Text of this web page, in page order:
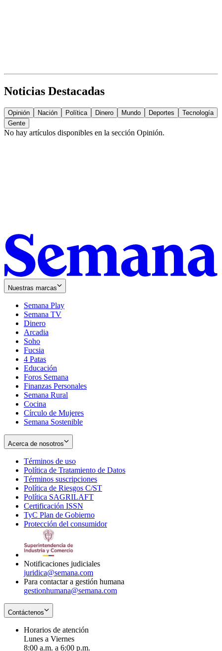
Noticias Destacadas
Opinión Nación Política Dinero Mundo Deportes
Tecnología
Gente
No hay artículos disponibles en la sección Opinión.
Nuestras marcas
Semana Play
Semana TV
Dinero
Arcadia
Soho
in
new
window
Fucsia
in
new
window
4 Patas
Educación
Foros Semana
Finanzas Personales
Semana Rural
Cocina
Círculo de Mujeres
Semana Sostenible
Acerca de nosotros
Términos de uso
in
new
window
Política de Tratamiento de Datos
Términos suscripciones
in
Política de Riesgos C/ST
Política SAGRILAFT
new
window
Certificación ISSN
in
new
TyC Plan de Gobierno
in
Protección del consumidorOpens
Notificaciones judiciales
juridica@semana.com
Para contactar a gestión humana
gestionhumana@semana.com
Contáctenos
Horarios de atención
Lunes a Viernes
8:00 a.m. a 6:00 p.m.